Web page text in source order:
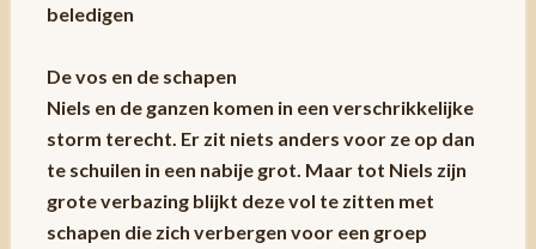
beledigen
De vos en de schapen
Niels en de ganzen komen in een verschrikkelijke
storm terecht. Er zit niets anders voor ze op dan
te schuilen in een nabije grot. Maar tot Niels zijn
grote verbazing blijkt deze vol te zitten met
schapen die zich verbergen voor een groep